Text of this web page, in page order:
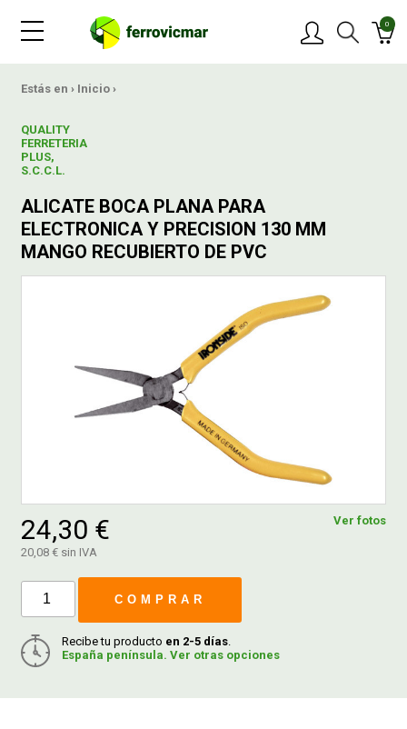
0
Estás en › Inicio ›
QUALITY
FERRETERIA
PLUS,
S.C.C.L.
ALICATE BOCA PLANA PARA
ELECTRONICA Y PRECISION 130 MM
MANGO RECUBIERTO DE PVC
Ver fotos
24,30 €
20,08 € sin IVA
COMPRAR
Recibe tu producto en 2-5 días.
España península. Ver otras opciones
OFERTAS
NOVEDADES
CONTACTAR
FERROVICMAR
CATÁLOGOS
GUÍAS
ENVÍOS